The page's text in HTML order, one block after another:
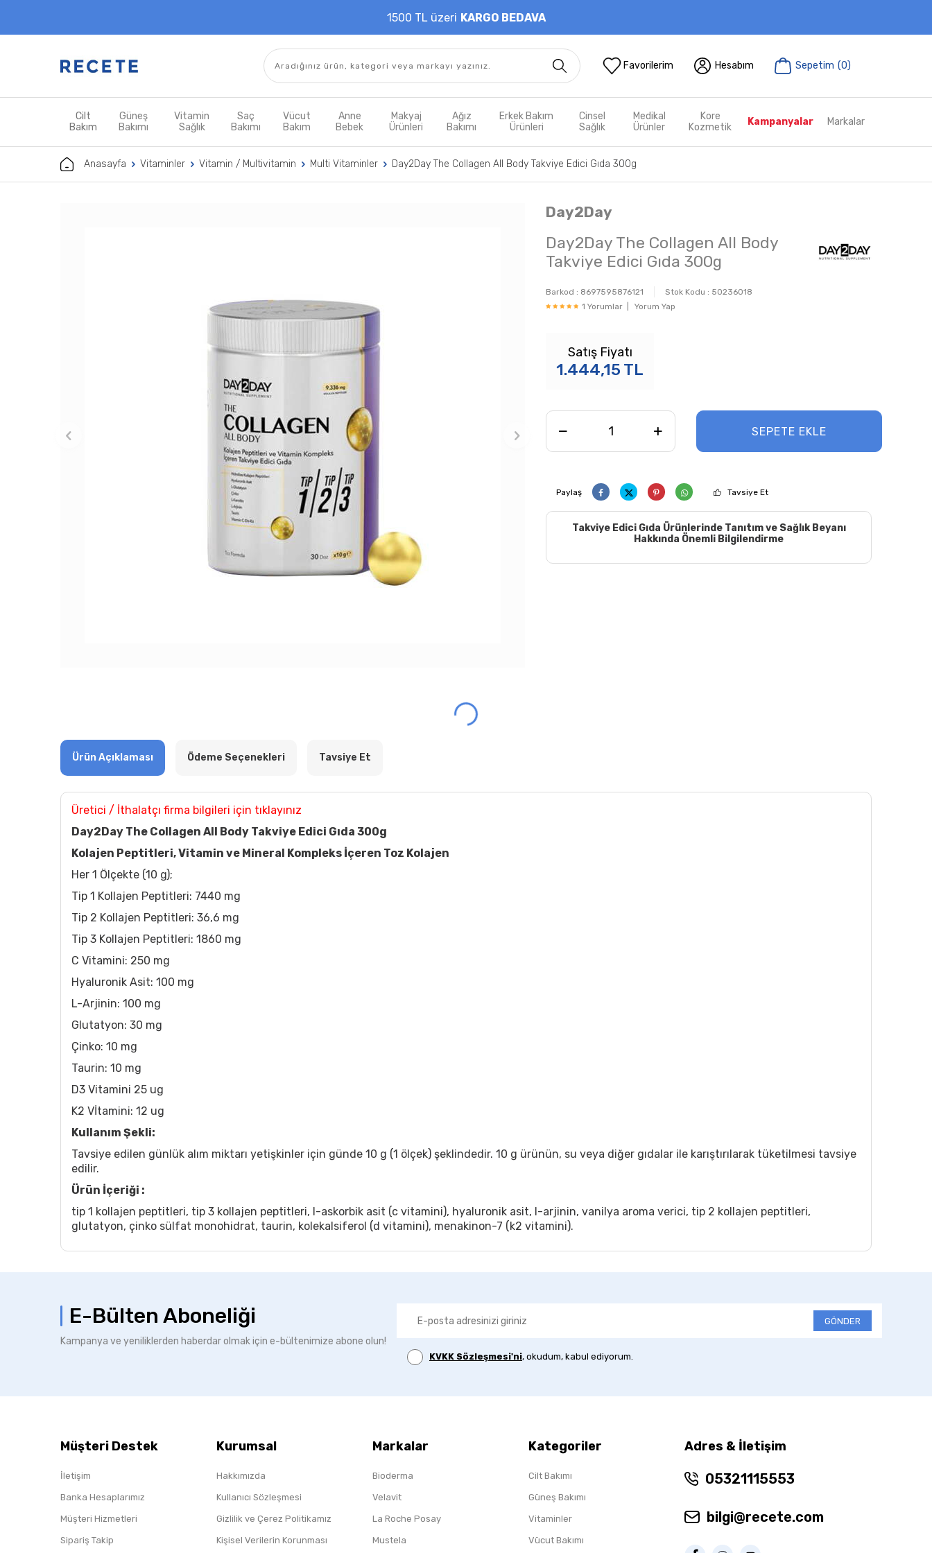
1500 TL üzeri KARGO BEDAVA
Favorilerim Hesabım Sepetim (0)
Cilt
Bakım
Güneş
Bakımı
Vitamin
Sağlık
Saç
Bakımı
Vücut
Bakım
Anne
Bebek
Makyaj
Ürünleri
Ağız
Bakımı
Erkek Bakım
Ürünleri
Cinsel
Sağlık
Medikal
Ürünler
Kore
Kozmetik
Kampanyalar Markalar
Anasayfa Vitaminler Vitamin / Multivitamin Multi Vitaminler Day2Day The Collagen All Body Takviye Edici Gıda 300g
Day2Day
Day2Day The Collagen All Body
Takviye Edici Gıda 300g
Barkod : 8697595876121 Stok Kodu : 50236018
1 Yorumlar |
Yorum Yap
Satış Fiyatı
1.444,15 TL
SEPETE EKLE
Paylaş Tavsiye Et
Takviye Edici Gıda Ürünlerinde Tanıtım ve Sağlık Beyanı
Hakkında Önemli Bilgilendirme
Ürün Açıklaması Ödeme Seçenekleri Tavsiye Et
Üretici / İthalatçı firma bilgileri için tıklayınız
Day2Day The Collagen All Body Takviye Edici Gıda 300g
Kolajen Peptitleri, Vitamin ve Mineral Kompleks İçeren Toz Kolajen
Her 1 Ölçekte (10 g);
Tip 1 Kollajen Peptitleri: 7440 mg
Tip 2 Kollajen Peptitleri: 36,6 mg
Tip 3 Kollajen Peptitleri: 1860 mg
C Vitamini: 250 mg
Hyaluronik Asit: 100 mg
L-Arjinin: 100 mg
Glutatyon: 30 mg
Çinko: 10 mg
Taurin: 10 mg
D3 Vitamini 25 ug
K2 Vİtamini: 12 ug
Kullanım Şekli:
Tavsiye edilen günlük alım miktarı yetişkinler için günde 10 g (1 ölçek) şeklindedir. 10 g ürünün, su veya diğer gıdalar ile karıştırılarak tüketilmesi tavsiye
edilir.
Ürün İçeriği :
tip 1 kollajen peptitleri, tip 3 kollajen peptitleri, l-askorbik asit (c vitamini), hyaluronik asit, l-arjinin, vanilya aroma verici, tip 2 kollajen peptitleri,
glutatyon, çinko sülfat monohidrat, taurin, kolekalsiferol (d vitamini), menakinon-7 (k2 vitamini).
E-Bülten Aboneliği
Kampanya ve yeniliklerden haberdar olmak için e-bültenimize abone olun!
GÖNDER
KVKK Sözleşmesi'ni, okudum, kabul ediyorum.
Müşteri Destek
İletişim
Banka Hesaplarımız
Müşteri Hizmetleri
Sipariş Takip
Kurumsal
Hakkımızda
Kullanıcı Sözleşmesi
Gizlilik ve Çerez Politikamız
Kişisel Verilerin Korunması
Markalar
Bioderma
Velavit
La Roche Posay
Mustela
Kategoriler
Cilt Bakımı
Güneş Bakımı
Vitaminler
Vücut Bakımı
Adres & İletişim
05321115553
bilgi@recete.com